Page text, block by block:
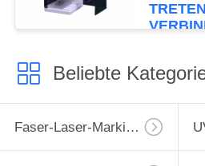
Beliebte
Faser-Laser-Markierungs-Maschine